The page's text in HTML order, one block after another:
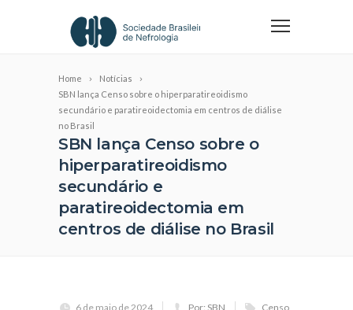
Home
Notícias
SBN lança Censo sobre o hiperparatireoidismo
secundário e paratireoidectomia em centros de diálise
no Brasil
SBN lança Censo sobre o
hiperparatireoidismo
secundário e
paratireoidectomia em
centros de diálise no Brasil
6 de maio de 2024 Por: SBN
Censo